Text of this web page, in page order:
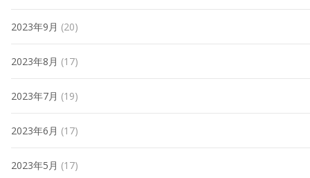
2023年9月 (20)
2023年8月 (17)
2023年7月 (19)
2023年6月 (17)
2023年5月 (17)